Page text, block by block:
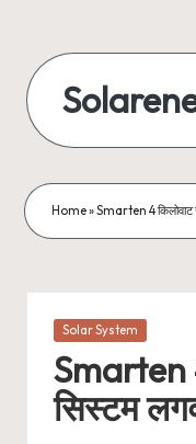
content
बिजली
Home»Smarten 4 किलोवाट
Posted
Solar System
Smarten
सिस्टम